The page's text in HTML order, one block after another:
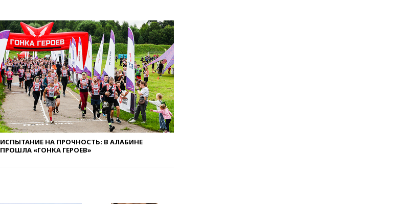
ликвидировано
вчера, 18:55Минобороны
отчиталось об ударах по двум
украинским сухогрузам в
Черном море
вчера, 18:47Школьники из РФ
стали абсолютными
чемпионами на олимпиаде по
ИИ
вчера, 18:39
Два человека
погибли в результате удара
ВСУ по многоэтажке в Керчи
атаковал турецкий сухогруз у
ИСПЫТАНИЕ НА ПРОЧНОСТЬ: В АЛАБИНЕ
ПРОШЛА «ГОНКА ГЕРОЕВ»